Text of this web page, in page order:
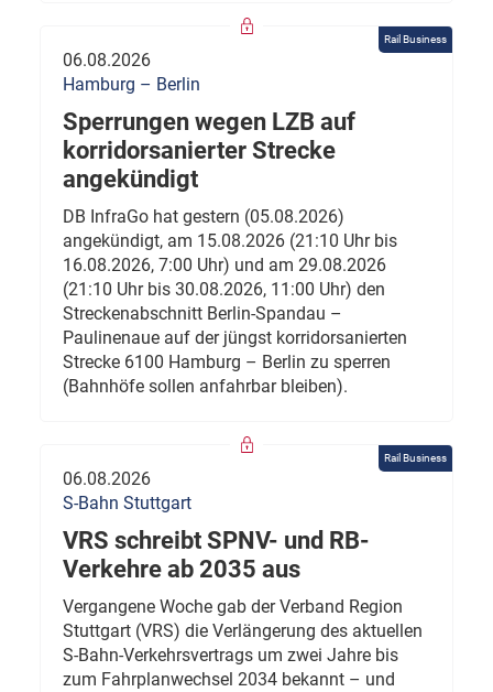
Rail Business
06.08.2026
Hamburg – Berlin
Sperrungen wegen LZB auf
korridorsanierter Strecke
angekündigt
DB InfraGo hat gestern (05.08.2026)
angekündigt, am 15.08.2026 (21:10 Uhr bis
16.08.2026, 7:00 Uhr) und am 29.08.2026
(21:10 Uhr bis 30.08.2026, 11:00 Uhr) den
Streckenabschnitt Berlin-Spandau –
Paulinenaue auf der jüngst korridorsanierten
Strecke 6100 Hamburg – Berlin zu sperren
(Bahnhöfe sollen anfahrbar bleiben).
Rail Business
06.08.2026
S-Bahn Stuttgart
VRS schreibt SPNV- und RB-
Verkehre ab 2035 aus
Vergangene Woche gab der Verband Region
Stuttgart (VRS) die Verlängerung des aktuellen
S-Bahn-Verkehrsvertrags um zwei Jahre bis
zum Fahrplanwechsel 2034 bekannt – und